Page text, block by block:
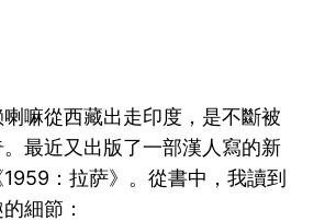
嘛從西藏出走印度，是不斷被
最近又出版了一部漢人寫的新
：拉萨》。從書中，我讀到
細節：